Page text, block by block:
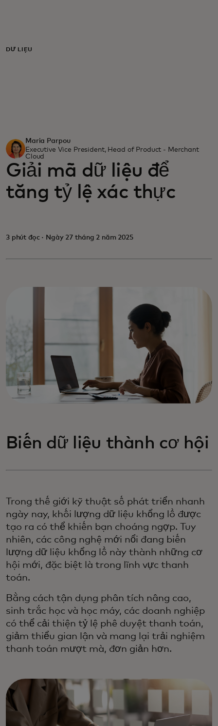
Dành cho doanh nghiệp
Tin tức và xu hướng
DỮ LIỆU
Maria Parpou
Executive Vice President, Head of Product - Merchant
Cloud
Giải mã dữ liệu để
tăng tỷ lệ xác thực
3 phút đọc · Ngày 27 tháng 2 năm 2025
Biến dữ liệu thành cơ hội
Trong thế giới kỹ thuật số phát triển nhanh
ngày nay, khối lượng dữ liệu khổng lồ được
tạo ra có thể khiến bạn choáng ngợp. Tuy
nhiên, các công nghệ mới nổi đang biến
lượng dữ liệu khổng lồ này thành những cơ
hội mới, đặc biệt là trong lĩnh vực thanh
toán.
Bằng cách tận dụng phân tích nâng cao,
sinh trắc học và học máy, các doanh nghiệp
có thể cải thiện tỷ lệ phê duyệt thanh toán,
giảm thiểu gian lận và mang lại trải nghiệm
thanh toán mượt mà, đơn giản hơn.